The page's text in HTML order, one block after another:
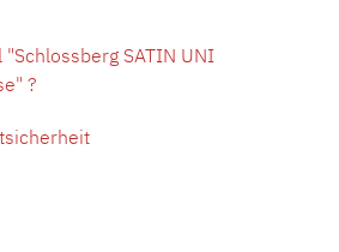
SATIN UNI
?